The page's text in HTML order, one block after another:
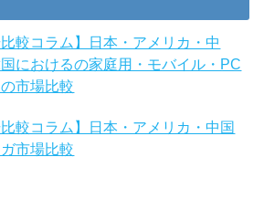
比較コラム】日本・アメリカ・中
におけるの家庭用・モバイル・PC
市場比較
比較コラム】日本・アメリカ・中国
市場比較